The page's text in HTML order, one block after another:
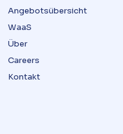
Angebotsübersicht
WaaS
Über
Careers
Kontakt